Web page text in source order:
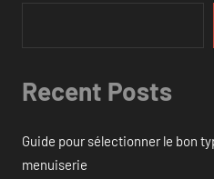
Recent Posts
Guide pour sélectionner le bon
menuiserie